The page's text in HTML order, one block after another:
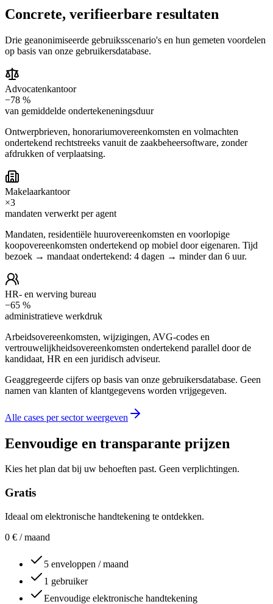
Concrete, verifieerbare resultaten
Drie geanonimiseerde gebruiksscenario's en hun gemeten voordelen
op basis van onze gebruikersdatabase.
Advocatenkantoor
−78 %
van gemiddelde ondertekeneningsduur
Ontwerpbrieven, honorariumovereenkomsten en volmachten
ondertekend rechtstreeks vanuit de zaakbeheersoftware, zonder
afdrukken of verplaatsing.
Makelaarkantoor
×3
mandaten verwerkt per agent
Mandaten, residentiële huurovereenkomsten en voorlopige
koopovereenkomsten ondertekend op mobiel door eigenaren. Tijd
bezoek → mandaat ondertekend: 4 dagen → minder dan 6 uur.
HR- en werving bureau
−65 %
administratieve werkdruk
Arbeidsovereenkomsten, wijzigingen, AVG-codes en
vertrouwelijkheidsovereenkomsten ondertekend parallel door de
kandidaat, HR en een juridisch adviseur.
Geaggregeerde cijfers op basis van onze gebruikersdatabase. Geen
namen van klanten of klantgegevens worden vrijgegeven.
Alle cases per sector weergeven
Eenvoudige en transparante prijzen
Kies het plan dat bij uw behoeften past. Geen verplichtingen.
Gratis
Ideaal om elektronische handtekening te ontdekken.
0 € / maand
5 enveloppen / maand
1 gebruiker
Eenvoudige elektronische handtekening